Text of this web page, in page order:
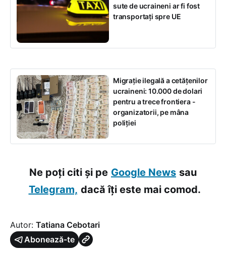
sute de ucraineni ar fi fost
transportați spre UE
Migrație ilegală a cetățenilor
ucraineni: 10.000 de dolari
pentru a trece frontiera -
organizatorii, pe mâna
poliției
Ne poți citi și pe Google News sau
Telegram, dacă îți este mai comod.
Autor: Tatiana Cebotari
Abonează-te